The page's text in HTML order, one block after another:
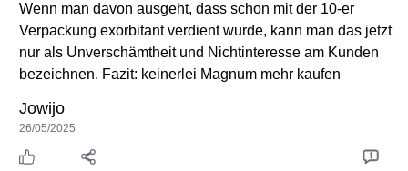
Wenn man davon ausgeht, dass schon mit der 10-er
Verpackung exorbitant verdient wurde, kann man das jetzt
nur als Unverschämtheit und Nichtinteresse am Kunden
bezeichnen. Fazit: keinerlei Magnum mehr kaufen
Jowijo
26/05/2025